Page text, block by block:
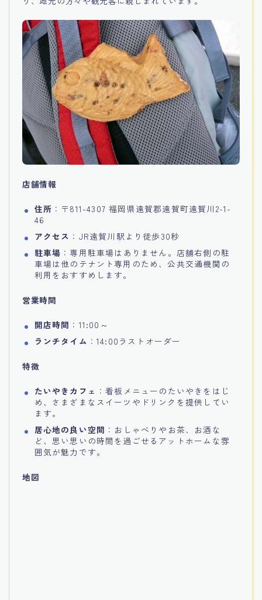
店舗情報
住所 ：〒811-4307 福岡県遠賀郡遠賀町遠賀川2-1-
46
アクセス ：JR遠賀川駅より徒歩30秒
駐車場 ：専用駐車場はありません。店舗右側の駐
車場は他のテナント専用のため、公共交通機関の
利用をおすすめします。
営業時間
開店時間 ：11:00～
ランチタイム ：14:00ラストオーダー
特徴
たいやきカフェ ：看板メニューのたいやきをはじ
め、さまざまなスイーツやドリンクを提供してい
ます。
居心地の良い空間 ：おしゃべりやお茶、お酒な
ど、思い思いの時間を過ごせるアットホームな雰
囲気が魅力です。
地図